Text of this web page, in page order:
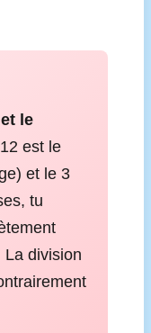
le
est le
et le 3
tu
La division